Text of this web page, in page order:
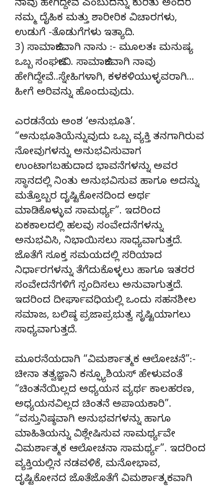
ನಾವು ಹೇಗಿದ್ದೇವೆ ಎಂಬುದನ್ನು ಕುರಿತು ಅಂದರೆ
ನಮ್ಮ ದೈಹಿಕ ಮತ್ತು ಶಾರೀರಿಕ ವಿಚಾರಗಳು,
ಉಡುಗೆ -ತೊಡುಗೆಗಳು ಇತ್ಯಾದಿ.
3) ಸಾಮಾಜಿಕವಾಗಿ ನಾನು :- ಮೂಲತಃ ಮನುಷ್ಯ
ಒಬ್ಬ ಸಂಘಜೀವಿ. ಸಾಮಾಜಿಕವಾಗಿ ನಾವು
ಹೇಗಿದ್ದೇವೆ..ಸ್ನೇಹಿಗಳಾಗಿ, ಕಳಕಳಿಯುಳ್ಳವರಾಗಿ…
ಹೀಗೆ ಅರಿವನ್ನು ಹೊಂದುವುದು.
ಎರಡನೆಯ ಅಂಶ ‘ಅನುಭೂತಿ’.
“ಅನುಭೂತಿಯೆನ್ನುವುದು ಒಬ್ಬ ವ್ಯಕ್ತಿ ತನಗಾಗಿರುವ
ನೋವುಗಳನ್ನು ಅನುಭವಿಸುವಾಗ
ಉಂಟಾಗಬಹುದಾದ ಭಾವನೆಗಳನ್ನು ಅವರ
ಸ್ಥಾನದಲ್ಲಿ ನಿಂತು ಅನುಭವಿಸುವ ಹಾಗೂ ಅದನ್ನು
ಮತ್ತೊಬ್ಬರ ದೃಷ್ಟಿಕೋನದಿಂದ ಅರ್ಥ
ಮಾಡಿಕೊಳ್ಳುವ ಸಾಮರ್ಥ್ಯ”. ಇದರಿಂದ
ಏಕಕಾಲದಲ್ಲಿ ಹಲವು ಸಂವೇದನೆಗಳನ್ನು
ಅನುಭವಿಸಿ, ನಿಭಾಯಿಸಲು ಸಾಧ್ಯವಾಗುತ್ತದೆ.
ಜೊತೆಗೆ ಸೂಕ್ತ ಸಮಯದಲ್ಲಿ ಸರಿಯಾದ
ನಿರ್ಧಾರಗಳನ್ನು ತೆಗೆದುಕೊಳ್ಳಲು ಹಾಗೂ ಇತರರ
ಸಂವೇದನೆಗಳಿಗೆ ಸ್ಪಂದಿಸಲು ಅನುವಾಗುತ್ತದೆ.
ಇದರಿಂದ ದೀರ್ಘಾವಧಿಯಲ್ಲಿ ಒಂದು ಸಹನಶೀಲ
ಸಮಾಜ, ಬಲಿಷ್ಠ ಪ್ರಜಾಪ್ರಭುತ್ವ ಸೃಷ್ಟಿಯಾಗಲು
ಸಾಧ್ಯವಾಗುತ್ತದೆ.
ಮೂರನೆಯದಾಗಿ “ವಿಮರ್ಶಾತ್ಮಕ ಆಲೋಚನೆ”:-
ಚೀನಾ ತತ್ವಜ್ಞಾನಿ ಕನ್ಫ್ಯೂಶಿಯಸ್ ಹೇಳುವಂತೆ
“ಚಿಂತನೆಯಿಲ್ಲದ ಅಧ್ಯಯನ ವ್ಯರ್ಥ ಕಾಲಹರಣ,
ಅಧ್ಯಯನವಿಲ್ಲದ ಚಿಂತನೆ ಅಪಾಯಕಾರಿ”.
“ವಸ್ತುನಿಷ್ಠವಾಗಿ ಅನುಭವಗಳನ್ನು ಹಾಗೂ
ಮಾಹಿತಿಯನ್ನು ವಿಶ್ಲೇಷಿಸುವ ಸಾಮರ್ಥ್ಯವೇ
ವಿಮರ್ಶಾತ್ಮಕ ಆಲೋಚನಾ ಸಾಮರ್ಥ್ಯ”. ಇದರಿಂದ
ವ್ಯಕ್ತಿಯಲ್ಲಿನ ನಡವಳಿಕೆ, ಮನೋಭಾವ,
ದೃಷ್ಟಿಕೋನದ ಜೊತೆಜೊತೆಗೆ ವಿಮರ್ಶಾತ್ಮಕವಾಗಿ